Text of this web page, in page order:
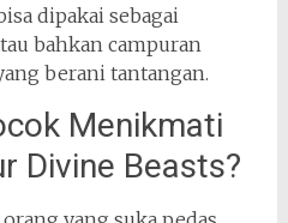
dipakai sebagai
bahkan campuran
berani tantangan.
Menikmati
Divine Beasts?